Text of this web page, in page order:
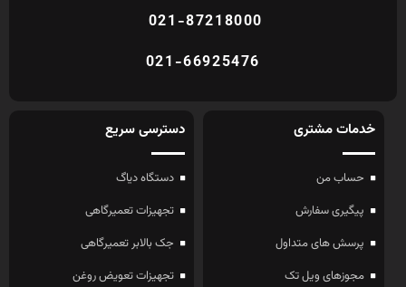
021-87218000
021-66925476
خدمات مشتری
حساب من
پیگیری سفارش
پرسش های متداول
مجوزهای ویل تک
دسترسی سریع
دستگاه دیاگ
تجهیزات تعمیرگاهی
جک بالابر تعمیرگاهی
تجهیزات تعویض روغن